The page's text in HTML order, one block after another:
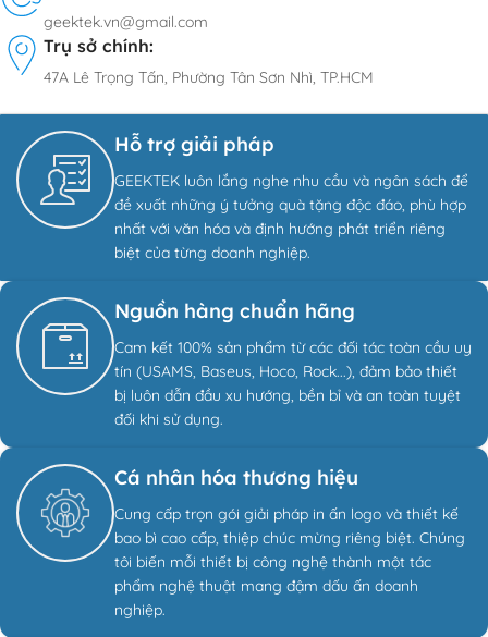
geektek.vn@gmail.com
Trụ sở chính:
47A Lê Trọng Tấn, Phường Tân Sơn Nhì, TP.HCM
Hỗ trợ giải pháp
GEEKTEK luôn lắng nghe nhu cầu và ngân sách để
đề xuất những ý tưởng quà tặng độc đáo, phù hợp
nhất với văn hóa và định hướng phát triển riêng
biệt của từng doanh nghiệp.
Nguồn hàng chuẩn hãng
Cam kết 100% sản phẩm từ các đối tác toàn cầu uy
tín (USAMS, Baseus, Hoco, Rock...), đảm bảo thiết
bị luôn dẫn đầu xu hướng, bền bỉ và an toàn tuyệt
đối khi sử dụng.
Cá nhân hóa thương hiệu
Cung cấp trọn gói giải pháp in ấn logo và thiết kế
bao bì cao cấp, thiệp chúc mừng riêng biệt. Chúng
tôi biến mỗi thiết bị công nghệ thành một tác
phẩm nghệ thuật mang đậm dấu ấn doanh
nghiệp.